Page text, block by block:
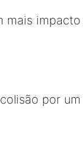
por